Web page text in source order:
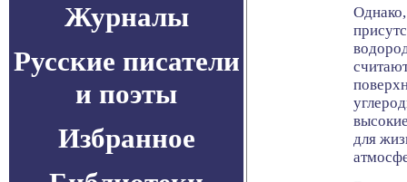
Журналы
Русские писатели
и поэты
Избранное
для